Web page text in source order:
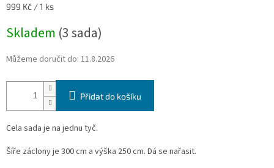
Měrná
999 Kč / 1 ks
Skladem (3 sada)
Můžeme doručit do: 11.8.2026
Přidat do košíku
Cela sada je na jednu tyč.
Šíře záclony je 300 cm a výška 250 cm. Dá se nařasit.